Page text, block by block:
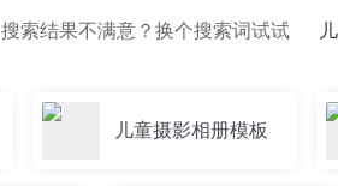
搜索结果不满意？换个搜索词试试
儿童摄影相册模板